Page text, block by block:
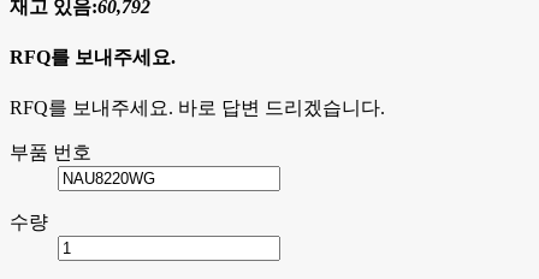
재고 있음:60,792
RFQ를 보내주세요.
RFQ를 보내주세요. 바로 답변 드리겠습니다.
부품 번호
수량